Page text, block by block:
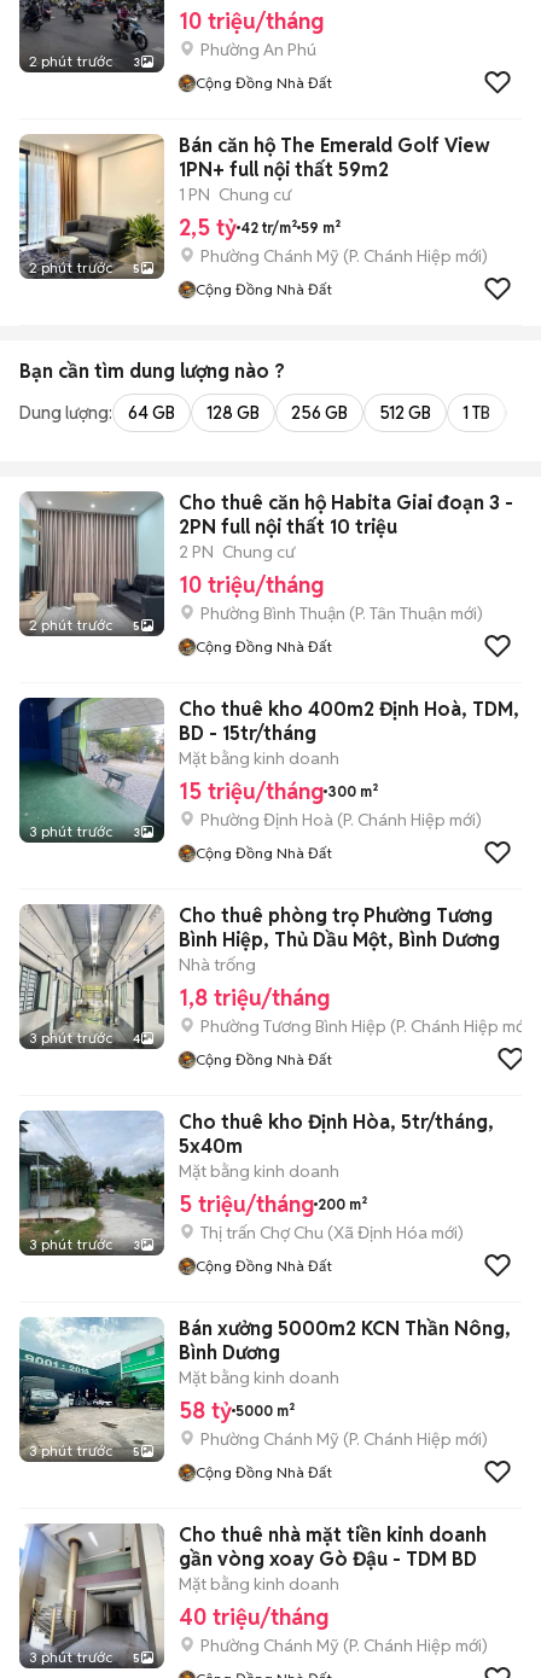
2 phút trước 3
10 triệu/tháng
Phường An Phú
Cộng Đồng Nhà Đất
2 phút trước 5
Bán căn hộ The Emerald Golf View
1PN+ full nội thất 59m2
1 PN Chung cư
2,5 tỷ 42 tr/m² 59 m²
Phường Chánh Mỹ (P. Chánh Hiệp mới)
Cộng Đồng Nhà Đất
Bạn cần tìm dung lượng nào ?
Dung lượng: 64 GB 128 GB 256 GB 512 GB 1 TB
2 phút trước 5
Cho thuê căn hộ Habita Giai đoạn 3 -
2PN full nội thất 10 triệu
2 PN Chung cư
10 triệu/tháng
Phường Bình Thuận (P. Tân Thuận mới)
Cộng Đồng Nhà Đất
3 phút trước 3
Cho thuê kho 400m2 Định Hoà, TDM,
BD - 15tr/tháng
Mặt bằng kinh doanh
15 triệu/tháng 300 m²
Phường Định Hoà (P. Chánh Hiệp mới)
Cộng Đồng Nhà Đất
3 phút trước 4
Cho thuê phòng trọ Phường Tương
Bình Hiệp, Thủ Dầu Một, Bình Dương
Nhà trống
1,8 triệu/tháng
Phường Tương Bình Hiệp (P. Chánh Hiệp mới)
Cộng Đồng Nhà Đất
3 phút trước 3
Cho thuê kho Định Hòa, 5tr/tháng,
5x40m
Mặt bằng kinh doanh
5 triệu/tháng 200 m²
Thị trấn Chợ Chu (Xã Định Hóa mới)
Cộng Đồng Nhà Đất
3 phút trước 5
Bán xưởng 5000m2 KCN Thần Nông,
Bình Dương
Mặt bằng kinh doanh
58 tỷ 5000 m²
Phường Chánh Mỹ (P. Chánh Hiệp mới)
Cộng Đồng Nhà Đất
3 phút trước 5
Cho thuê nhà mặt tiền kinh doanh
gần vòng xoay Gò Đậu - TDM BD
Mặt bằng kinh doanh
40 triệu/tháng
Phường Chánh Mỹ (P. Chánh Hiệp mới)